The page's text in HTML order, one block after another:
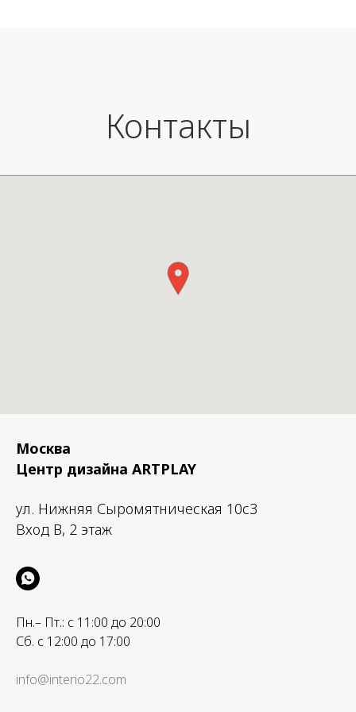
Контакты
Москва
Центр дизайна ARTPLAY
ул. Нижняя Сыромятническая 10с3
Вход B, 2 этаж
Пн.– Пт.: с 11:00 до 20:00
Сб. с 12:00 до 17:00
info@interio22.com